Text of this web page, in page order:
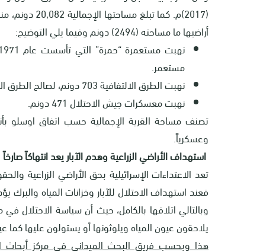
أراضيها ما مساحته (2494) دونم وفيما يلي التوضيح:
مستعمر.
نهبت الطرق الالتفافية 703 دونم، لصالح الطرق الالتفافية والاستعمارية التالية أرقام: (57 و508 و578)
نهبت معسكرات جيش الاحتلال 471 دونم
.
تصنف مساحة القرية الإجمالية حسب اتفاق اوسلو
وعسكرياً.
استهداف الأراضي الزراعية وهدم الآبار يعد انتهاكاً
تعد الاعتداءات الإسرائيلية بحق الأراضي الزراعية
فعند استهداف الاحتلال للآبار وخزانات المياه
وبالتالي اتلافها بالكامل، حيث أن سياسة الاحتلال
يلاحقون عيون المياه ويلوثونها أو يستولون عليها